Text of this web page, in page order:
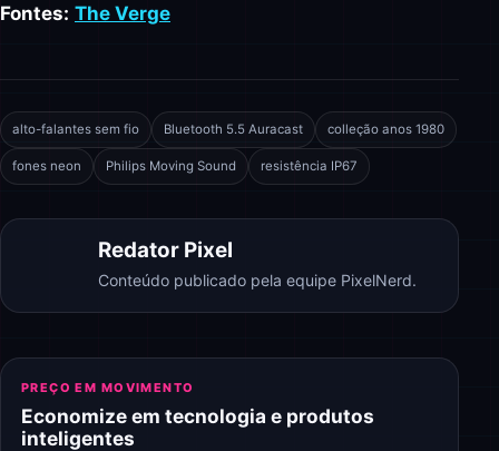
Fontes: The Verge
alto-falantes sem fio Bluetooth 5.5 Auracast colleção anos 1980
fones neon Philips Moving Sound resistência IP67
Redator Pixel
Conteúdo publicado pela equipe PixelNerd.
PREÇO EM MOVIMENTO
Economize em tecnologia e produtos
inteligentes